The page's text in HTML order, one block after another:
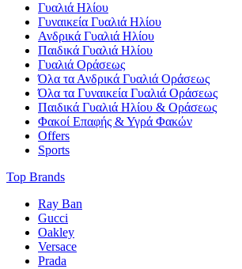
Γυαλιά Ηλίου
Γυναικεία Γυαλιά Ηλίου
Ανδρικά Γυαλιά Ηλίου
Παιδικά Γυαλιά Ηλίου
Γυαλιά Οράσεως
Όλα τα Ανδρικά Γυαλιά Οράσεως
Όλα τα Γυναικεία Γυαλιά Οράσεως
Παιδικά Γυαλιά Ηλίου & Οράσεως
Φακοί Επαφής & Υγρά Φακών
Offers
Sports
Top Brands
Ray Ban
Gucci
Oakley
Versace
Prada